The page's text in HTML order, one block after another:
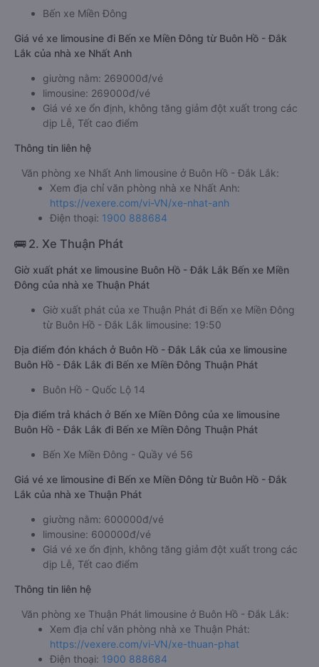
Bến xe Miền Đông
Giá vé xe limousine đi Bến xe Miền Đông từ Buôn Hồ - Đắk
Lắk của nhà xe Nhất Anh
giường nằm: 269000đ/vé
limousine: 269000đ/vé
Giá vé xe ổn định, không tăng giảm đột xuất trong các
dịp Lễ, Tết cao điểm
Thông tin liên hệ
Văn phòng xe Nhất Anh limousine ở Buôn Hồ - Đắk Lắk:
Xem địa chỉ văn phòng nhà xe Nhất Anh:
https://vexere.com/vi-VN/xe-nhat-anh
Điện thoại: 1900 888684
🚌 2. Xe Thuận Phát
Giờ xuất phát xe limousine Buôn Hồ - Đắk Lắk Bến xe Miền
Đông của nhà xe Thuận Phát
Giờ xuất phát của xe Thuận Phát đi Bến xe Miền Đông
từ Buôn Hồ - Đắk Lắk limousine: 19:50
Địa điểm đón khách ở Buôn Hồ - Đắk Lắk của xe limousine
Buôn Hồ - Đắk Lắk đi Bến xe Miền Đông Thuận Phát
Buôn Hồ - Quốc Lộ 14
Địa điểm trả khách ở Bến xe Miền Đông của xe limousine
Buôn Hồ - Đắk Lắk đi Bến xe Miền Đông Thuận Phát
Bến Xe Miền Đông - Quầy vé 56
Giá vé xe limousine đi Bến xe Miền Đông từ Buôn Hồ - Đắk
Lắk của nhà xe Thuận Phát
giường nằm: 600000đ/vé
limousine: 600000đ/vé
Giá vé xe ổn định, không tăng giảm đột xuất trong các
dịp Lễ, Tết cao điểm
Thông tin liên hệ
Văn phòng xe Thuận Phát limousine ở Buôn Hồ - Đắk Lắk:
Xem địa chỉ văn phòng nhà xe Thuận Phát:
https://vexere.com/vi-VN/xe-thuan-phat
Điện thoại: 1900 888684